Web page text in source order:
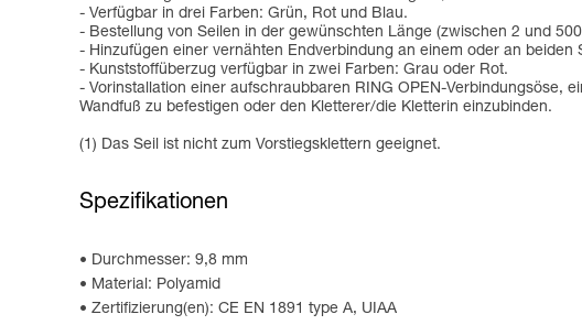
- Verfügbar in drei Farben: Grün, Rot und Blau.
- Bestellung von Seilen in der gewünschten Länge (zwischen 2 und
- Hinzufügen einer vernähten Endverbindung an einem oder an
- Kunststoffüberzug verfügbar in zwei Farben: Grau oder Rot.
- Vorinstallation einer aufschraubbaren RING OPEN-Verbindungsöse,
Wandfuß zu befestigen oder den Kletterer/die Kletterin einzubinden.
(1) Das Seil ist nicht zum Vorstiegsklettern geeignet.
Spezifikationen
Durchmesser: 9,8 mm
Material: Polyamid
Zertifizierung(en): CE EN 1891 type A, UIAA